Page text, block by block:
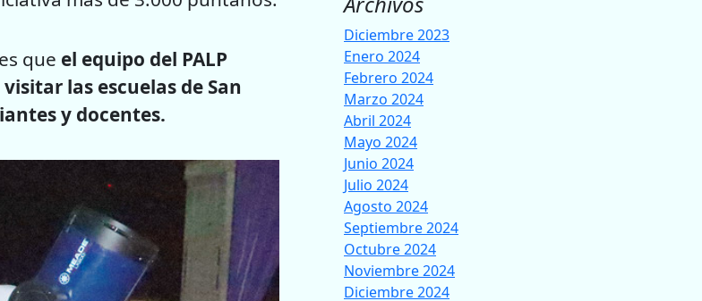
que el equipo del PALP
las escuelas de San
y docentes.
Diciembre 2023
Enero 2024
Febrero 2024
Marzo 2024
Abril 2024
Mayo 2024
Junio 2024
Julio 2024
Agosto 2024
Septiembre 2024
Octubre 2024
Noviembre 2024
Diciembre 2024